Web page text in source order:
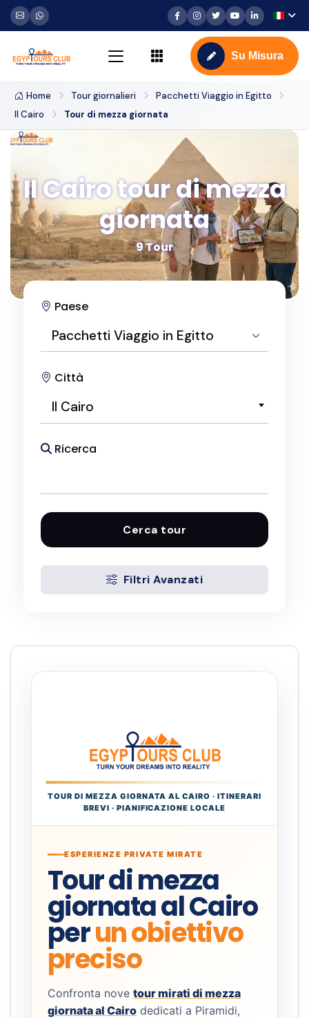
Su Misura
Home Tour giornalieri
Pacchetti Viaggio in Egitto
Il Cairo
Tour di mezza giornata
Il Cairo tour di mezza
giornata
9 Tour
Paese
Pacchetti Viaggio in Egitto
Pacchetti Viaggio in Egitto
Città
Il Cairo
Ricerca
Cerca tour
Filtri Avanzati
TOUR DI MEZZA GIORNATA AL CAIRO · ITINERARI
BREVI · PIANIFICAZIONE LOCALE
ESPERIENZE PRIVATE MIRATE
Tour di mezza
giornata al Cairo
perun obiettivo
preciso
Confronta nove tour mirati di mezza
giornata al Cairo dedicati a Piramidi,